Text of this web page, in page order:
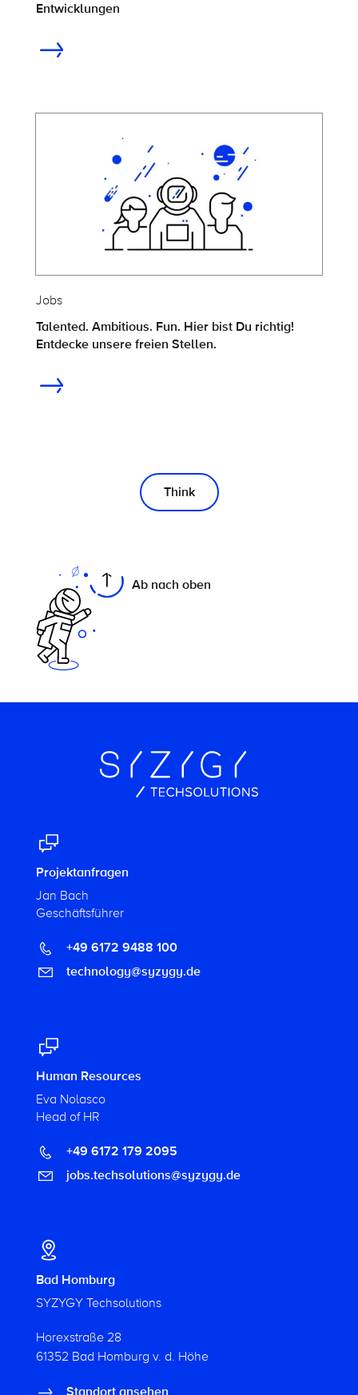
Entwicklungen
Jobs
Talented. Ambitious. Fun. Hier bist Du richtig!
Entdecke unsere freien Stellen.
Think
Ab nach oben
Projektanfragen
Jan Bach
Geschäftsführer
+49 6172 9488 100
technology@syzygy.de
Human Resources
Eva Nolasco
Head of HR
+49 6172 179 2095
jobs.techsolutions@syzygy.de
Bad Homburg
SYZYGY Techsolutions
Horexstraße 28
61352 Bad Homburg v. d. Höhe